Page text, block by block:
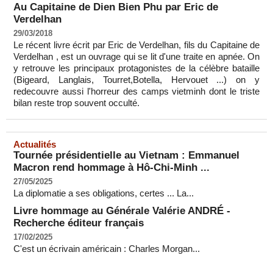
Au Capitaine de Dien Bien Phu par Eric de
Verdelhan
29/03/2018
Le récent livre écrit par Eric de Verdelhan, fils du Capitaine de
Verdelhan , est un ouvrage qui se lit d'une traite en apnée. On
y retrouve les principaux protagonistes de la célèbre bataille
(Bigeard, Langlais, Tourret,Botella, Hervouet ...) on y
redecouvre aussi l'horreur des camps vietminh dont le triste
bilan reste trop souvent occulté.
Actualités
Tournée présidentielle au Vietnam : Emmanuel
Macron rend hommage à Hô-Chi-Minh ...
27/05/2025
La diplomatie a ses obligations, certes ... La...
Livre hommage au Générale Valérie ANDRÉ -
Recherche éditeur français
17/02/2025
C'est un écrivain américain : Charles Morgan...